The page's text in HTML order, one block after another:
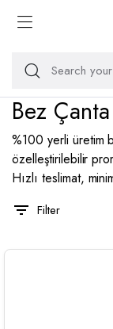
Bez Çanta
%100 yerli üretim
özelleştirilebilir
Hızlı teslimat,
Filter